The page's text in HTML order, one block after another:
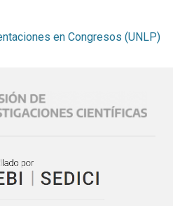
en Congresos (UNLP)